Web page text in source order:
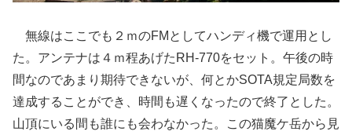
無線はここでも２ｍのFMとしてハンディ機で運用とし
た。アンテナは４ｍ程あげたRH-770をセット。午後の時
間なのであまり期待できないが、何とかSOTA規定局数を
達成することができ、時間も遅くなったので終了とした。
山頂にいる間も誰にも会わなかった。この猫魔ケ岳から見